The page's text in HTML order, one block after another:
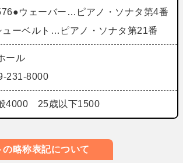
ウェーバー…ピアノ・ソナタ第4番
ューベルト…ピアノ・ソナタ第21番
ール
231-8000
4000 25歳以下1500
の略称表記について